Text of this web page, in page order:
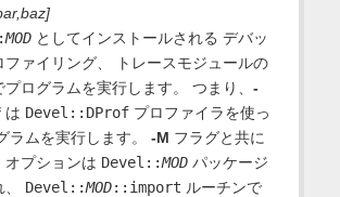
MODとしてインストールされる デバッ
ファイリング、 トレースモジュールの
ログラムを実行します。 つまり、 -
は Devel::DProfプロファイラを使っ
ラムを実行します。 -M フラグと共に
オプションは Devel::MODパッケージ
Devel::MOD::import ルーチンで